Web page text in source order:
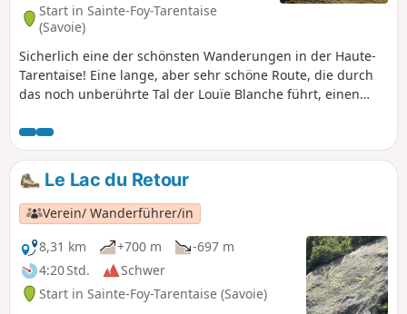
Start in Sainte-Foy-Tarentaise
(Savoie)
Sicherlich eine der schönsten Wanderungen in der Haute-
Tarentaise! Eine lange, aber sehr schöne Route, die durch
das noch unberührte Tal der Louïe Blanche führt, einen
Bellacomba und zurück über den Col du Tachuy und den
Lac du Petit, alles dominiert von den Pointes des Assaly mit
einem atemberaubenden Blick auf den Ruitor, den Mont
Pourri und die Aostatalseite des Mont-Blanc-Massivs.
Le Lac du Retour
Verein/ Wanderführer/in
8,31 km
+700 m
-697 m
4:20 Std.
Schwer
Start in Sainte-Foy-Tarentaise (Savoie)